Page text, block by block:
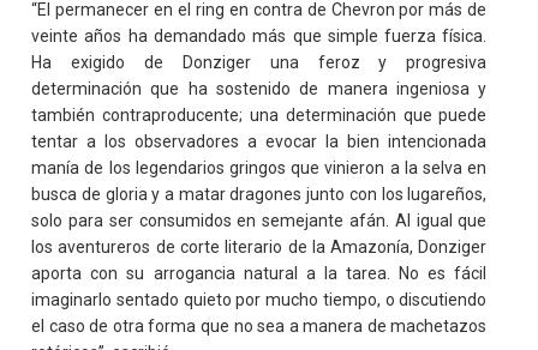
“El permanecer en el ring en contra de Chevron por más de
veinte años ha demandado más que simple fuerza física.
Ha exigido de Donziger una feroz y progresiva
determinación que ha sostenido de manera ingeniosa y
también contraproducente; una determinación que puede
tentar a los observadores a evocar la bien intencionada
manía de los legendarios gringos que vinieron a la selva en
busca de gloria y a matar dragones junto con los lugareños,
solo para ser consumidos en semejante afán. Al igual que
los aventureros de corte literario de la Amazonía, Donziger
aporta con su arrogancia natural a la tarea. No es fácil
imaginarlo sentado quieto por mucho tiempo, o discutiendo
el caso de otra forma que no sea a manera de machetazos